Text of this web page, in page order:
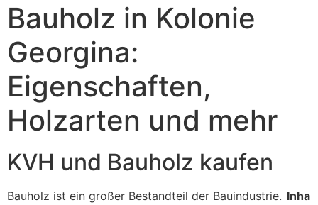
Bauholz in Kolonie
Georgina:
Eigenschaften,
Holzarten und mehr
KVH und Bauholz kaufen
Bauholz ist ein großer Bestandteil der Bauindustrie. Inha